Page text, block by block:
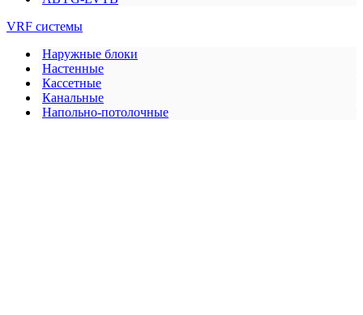
VRF системы
Наружные блоки
Настенные
Кассетные
Канальные
Напольно-потолочные